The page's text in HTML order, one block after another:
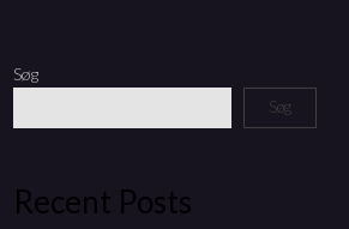
Søg
Søg
Recent Posts